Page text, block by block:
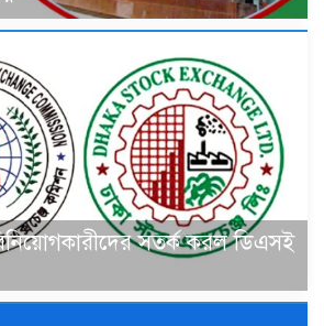
সতর্ক করল ডিএসই